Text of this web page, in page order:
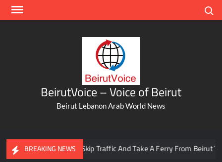
Skip
BeirutVoice – Voice of Beirut
Beirut Lebanon Arab World News
BREAKING NEWS
You Can Now Skip Traffic And Take A Ferry From Beirut To